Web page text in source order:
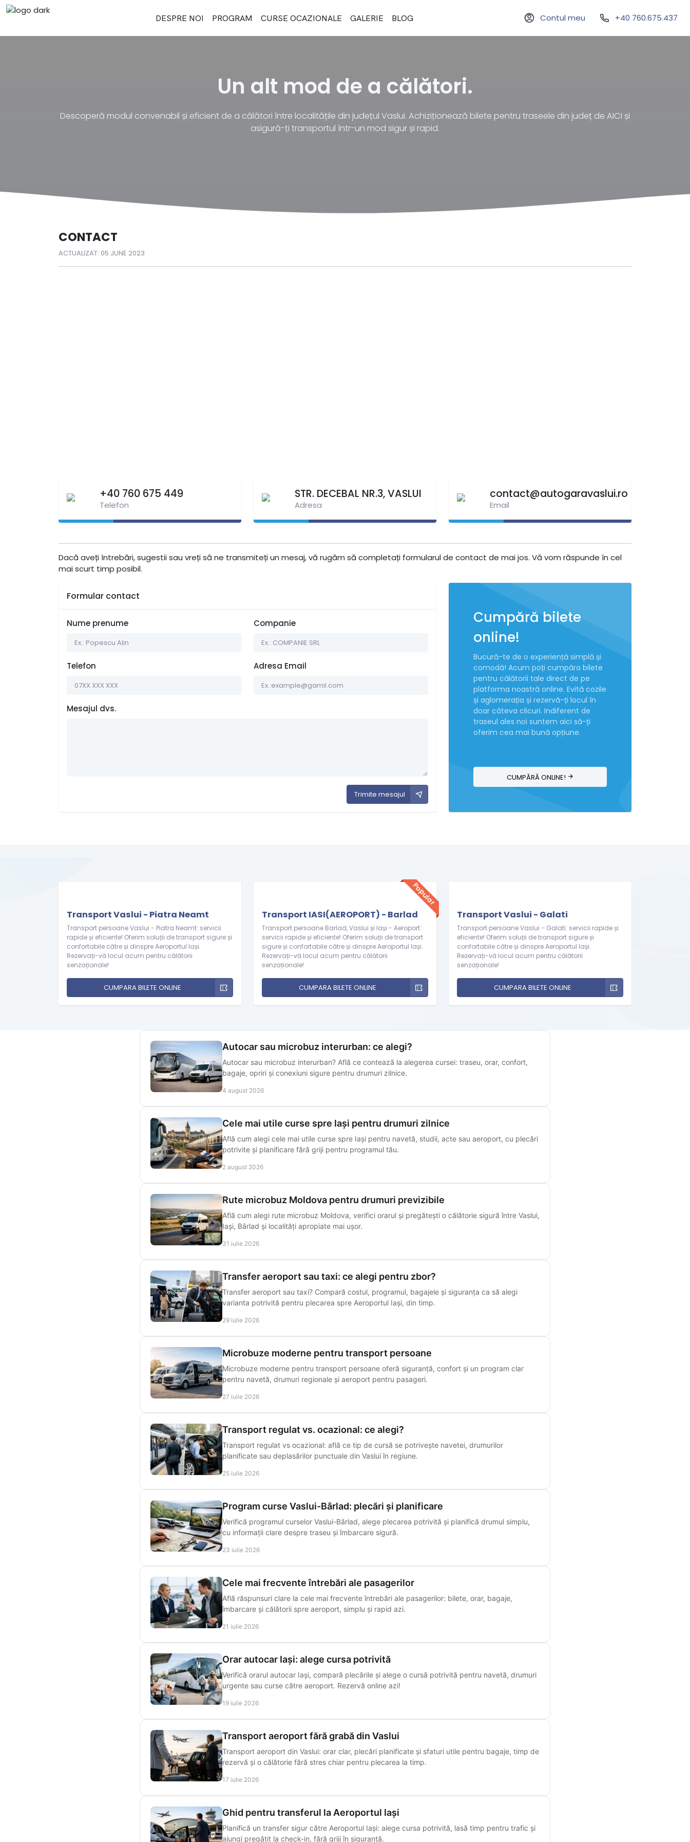
DESPRE NOI PROGRAM CURSE OCAZIONALE GALERIE BLOG Contul meu +40 760.675.437
Un alt mod de a călători.
Descoperă modul convenabil și eficient de a călători între localitățile din județul Vaslui. Achiziționează bilete pentru traseele din județ de AICI și
asigură-ți transportul într-un mod sigur și rapid.
CONTACT
ACTUALIZAT: 05 JUNE 2023
+40 760 675 449
Telefon
STR. DECEBAL NR.3, VASLUI
Adresa
contact@autogaravaslui.ro
Email
Dacă aveți întrebări, sugestii sau vreți să ne transmiteți un mesaj, vă rugăm să completați formularul de contact de mai jos. Vă vom răspunde în cel
mai scurt timp posibil.
Formular contact
Nume prenume Companie
Telefon Adresa Email
Mesajul dvs.
Trimite mesajul
Cumpără bilete
online!
Bucură-te de o experiență simplă și
comodă! Acum poți cumpăra bilete
pentru călătorii tale direct de pe
platforma noastră online. Evită cozile
și aglomerația și rezervă-ți locul în
doar câteva clicuri. Indiferent de
traseul ales noi suntem aici să-ți
oferim cea mai bună opțiune.
CUMPĂRĂ ONLINE!
Transport Vaslui - Piatra Neamt
Transport persoane Vaslui - Piatra Neamt: servicii
rapide și eficiente! Oferim soluții de transport sigure și
confortabile către și dinspre Aeroportul Iași.
Rezervați-vă locul acum pentru călătorii
senzaționale!
CUMPARA BILETE ONLINE
Popular
Transport IASI(AEROPORT) - Barlad
Transport persoane Barlad, Vaslui și Iași - Aeroport:
servicii rapide și eficiente! Oferim soluții de transport
sigure și confortabile către și dinspre Aeroportul Iași.
Rezervați-vă locul acum pentru călătorii
senzaționale!
CUMPARA BILETE ONLINE
Transport Vaslui - Galati
Transport persoane Vaslui - Galati: servicii rapide și
eficiente! Oferim soluții de transport sigure și
confortabile către și dinspre Aeroportul Iași.
Rezervați-vă locul acum pentru călătorii
senzaționale!
CUMPARA BILETE ONLINE
Autocar sau microbuz interurban: ce alegi?
Autocar sau microbuz interurban? Află ce contează la alegerea cursei: traseu, orar, confort,
bagaje, opriri și conexiuni sigure pentru drumuri zilnice.
4 august 2026
Cele mai utile curse spre Iași pentru drumuri zilnice
Află cum alegi cele mai utile curse spre Iași pentru navetă, studii, acte sau aeroport, cu plecări
potrivite și planificare fără griji pentru programul tău.
2 august 2026
Rute microbuz Moldova pentru drumuri previzibile
Află cum alegi rute microbuz Moldova, verifici orarul și pregătești o călătorie sigură între Vaslui,
Iași, Bârlad și localități apropiate mai ușor.
31 iulie 2026
Transfer aeroport sau taxi: ce alegi pentru zbor?
Transfer aeroport sau taxi? Compară costul, programul, bagajele și siguranța ca să alegi
varianta potrivită pentru plecarea spre Aeroportul Iași, din timp.
29 iulie 2026
Microbuze moderne pentru transport persoane
Microbuze moderne pentru transport persoane oferă siguranță, confort și un program clar
pentru navetă, drumuri regionale și aeroport pentru pasageri.
27 iulie 2026
Transport regulat vs. ocazional: ce alegi?
Transport regulat vs ocazional: află ce tip de cursă se potrivește navetei, drumurilor
planificate sau deplasărilor punctuale din Vaslui în regiune.
25 iulie 2026
Program curse Vaslui-Bârlad: plecări și planificare
Verifică programul curselor Vaslui-Bârlad, alege plecarea potrivită și planifică drumul simplu,
cu informații clare despre traseu și îmbarcare sigură.
23 iulie 2026
Cele mai frecvente întrebări ale pasagerilor
Află răspunsuri clare la cele mai frecvente întrebări ale pasagerilor: bilete, orar, bagaje,
îmbarcare și călătorii spre aeroport, simplu și rapid azi.
21 iulie 2026
Orar autocar Iași: alege cursa potrivită
Verifică orarul autocar Iași, compară plecările și alege o cursă potrivită pentru navetă, drumuri
urgente sau curse către aeroport. Rezervă online azi!
19 iulie 2026
Transport aeroport fără grabă din Vaslui
Transport aeroport din Vaslui: orar clar, plecări planificate și sfaturi utile pentru bagaje, timp de
rezervă și o călătorie fără stres chiar pentru plecarea la timp.
17 iulie 2026
Ghid pentru transferul la Aeroportul Iași
Planifică un transfer sigur către Aeroportul Iași: alege cursa potrivită, lasă timp pentru trafic și
ajungi pregătit la check-in, fără griji în siguranță.